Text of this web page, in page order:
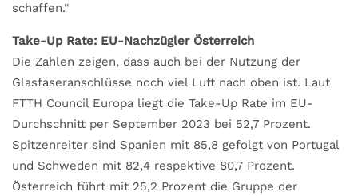
schaffen.“
Take-Up Rate: EU-Nachzügler Österreich
Die Zahlen zeigen, dass auch bei der Nutzung der
Glasfaseranschlüsse noch viel Luft nach oben ist. Laut
FTTH Council Europa liegt die Take-Up Rate im EU-
Durchschnitt per September 2023 bei 52,7 Prozent.
Spitzenreiter sind Spanien mit 85,8 gefolgt von Portugal
und Schweden mit 82,4 respektive 80,7 Prozent.
Österreich führt mit 25,2 Prozent die Gruppe der